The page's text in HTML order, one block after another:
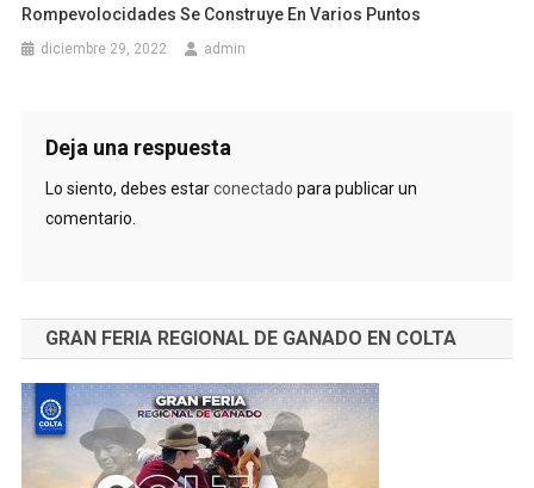
Rompevolocidades Se Construye En Varios Puntos
diciembre 29, 2022 admin
Deja una respuesta
Lo siento, debes estarconectado para publicar un
comentario.
GRAN FERIA REGIONAL DE GANADO EN COLTA